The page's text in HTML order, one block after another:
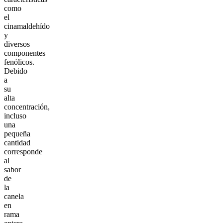
como
el
cinamaldehído
y
diversos
componentes
fenólicos.
Debido
a
su
alta
concentración,
incluso
una
pequeña
cantidad
corresponde
al
sabor
de
la
canela
en
rama